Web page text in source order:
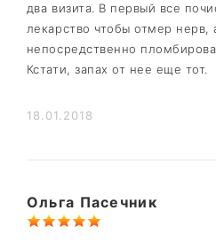
два визита. В первый все
лекарство чтобы отмер нерв,
непосредственно
Кстати, запах от нее еще тот.
18.01.2018
Ольга Пасечник